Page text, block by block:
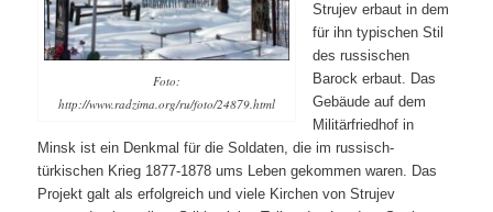
Foto:
http://www.radzima.org/ru/foto/24879.html
Strujev erbaut in dem
für ihn typischen Stil
des russischen
Barock erbaut. Das
Gebäude auf dem
Militärfriedhof in
Minsk ist ein Denkmal für die Soldaten, die im russisch-
türkischen Krieg 1877-1878 ums Leben gekommen waren. Das
Projekt galt als erfolgreich und viele Kirchen von Strujev